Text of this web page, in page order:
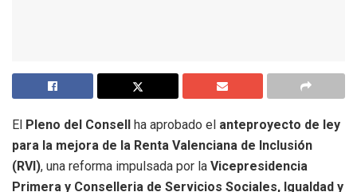
El Pleno del Consell ha aprobado el anteproyecto de ley
para la mejora de la Renta Valenciana de Inclusión
(RVI), una reforma impulsada por la Vicepresidencia
Primera y Conselleria de Servicios Sociales, Igualdad y